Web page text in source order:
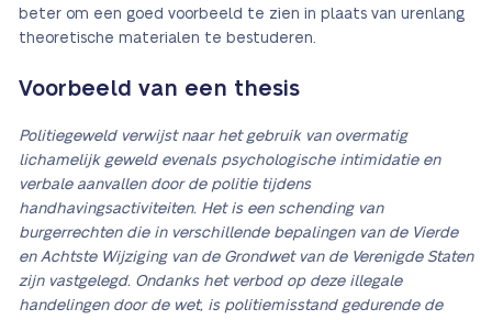
beter om een goed voorbeeld te zien in plaats van urenlang
theoretische materialen te bestuderen.
Voorbeeld van een thesis
Politiegeweld verwijst naar het gebruik van overmatig
lichamelijk geweld evenals psychologische intimidatie en
verbale aanvallen door de politie tijdens
handhavingsactiviteiten. Het is een schending van
burgerrechten die in verschillende bepalingen van de Vierde
en Achtste Wijziging van de Grondwet van de Verenigde Staten
zijn vastgelegd. Ondanks het verbod op deze illegale
handelingen door de wet, is politiemisstand gedurende de